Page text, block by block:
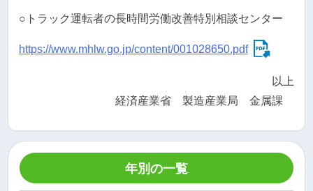
○トラック運転者の長時間労働改善特別相談センター
https://www.mhlw.go.jp/content/001028650.pdf
以上
経済産業省 製造産業局 金属課
年別の一覧